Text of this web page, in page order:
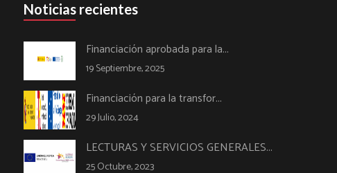
Noticias recientes
Financiación aprobada para la...
19 Septiembre, 2025
Financiación para la transfor...
29 Julio, 2024
LECTURAS Y SERVICIOS GENERALES...
25 Octubre, 2023